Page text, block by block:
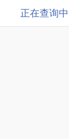
正在查询中